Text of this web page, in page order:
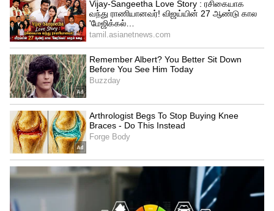
Related Articles
Dream Astrology: இந்த கனவு திரும்பத்